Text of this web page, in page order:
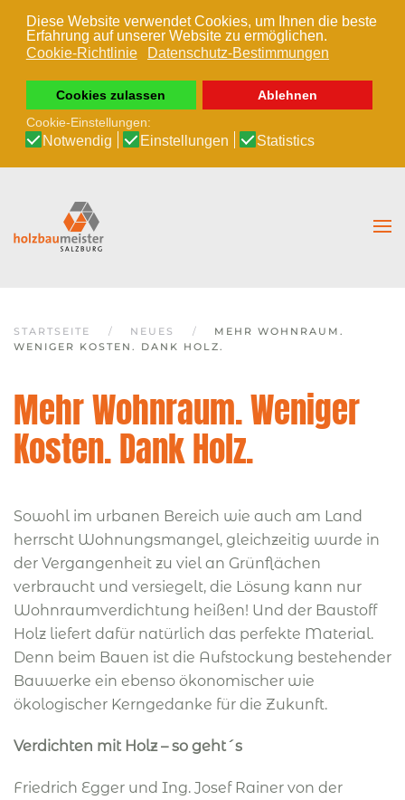
Diese Website verwendet Cookies, um Ihnen die beste
Erfahrung auf unserer Website zu ermöglichen.
Cookie-Richtlinie
Datenschutz-Bestimmungen
Cookies zulassen
Ablehnen
Cookie-Einstellungen:
Notwendig Einstellungen Statistics
Zum Hauptinhalt springen
STARTSEITE NEUES
MEHR WOHNRAUM.
WENIGER KOSTEN. DANK HOLZ.
Mehr Wohnraum. Weniger
Kosten. Dank Holz.
Sowohl im urbanen Bereich wie auch am Land
herrscht Wohnungsmangel, gleichzeitig wurde in
der Vergangenheit zu viel an Grünflächen
verbraucht und versiegelt, die Lösung kann nur
Wohnraumverdichtung heißen! Und der Baustoff
Holz liefert dafür natürlich das perfekte Material.
Denn beim Bauen ist die Aufstockung bestehender
Bauwerke ein ebenso ökonomischer wie
ökologischer Kerngedanke für die Zukunft.
Verdichten mit Holz – so geht´s
Friedrich Egger und Ing. Josef Rainer von der